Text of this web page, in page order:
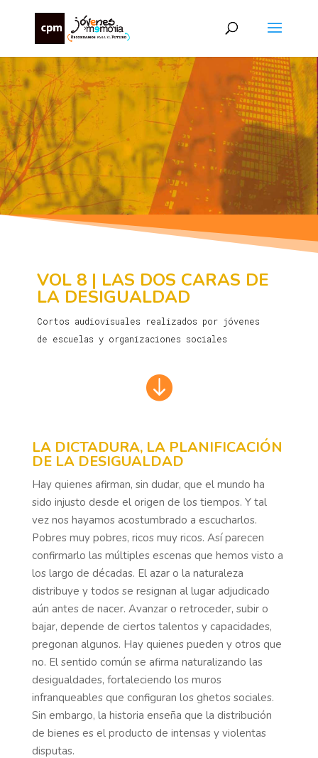
VOL 8 | LAS DOS CARAS DE
LA DESIGUALDAD
Cortos audiovisuales realizados por jóvenes
de escuelas y organizaciones sociales

LA DICTADURA, LA PLANIFICACIÓN
DE LA DESIGUALDAD
Hay quienes afirman, sin dudar, que el mundo ha
sido injusto desde el origen de los tiempos. Y tal
vez nos hayamos acostumbrado a escucharlos.
Pobres muy pobres, ricos muy ricos. Así parecen
confirmarlo las múltiples escenas que hemos visto a
los largo de décadas. El azar o la naturaleza
distribuye y todos se resignan al lugar adjudicado
aún antes de nacer. Avanzar o retroceder, subir o
bajar, depende de ciertos talentos y capacidades,
pregonan algunos. Hay quienes pueden y otros que
no. El sentido común se afirma naturalizando las
desigualdades, fortaleciendo los muros
infranqueables que configuran los ghetos sociales.
Sin embargo, la historia enseña que la distribución
de bienes es el producto de intensas y violentas
disputas.